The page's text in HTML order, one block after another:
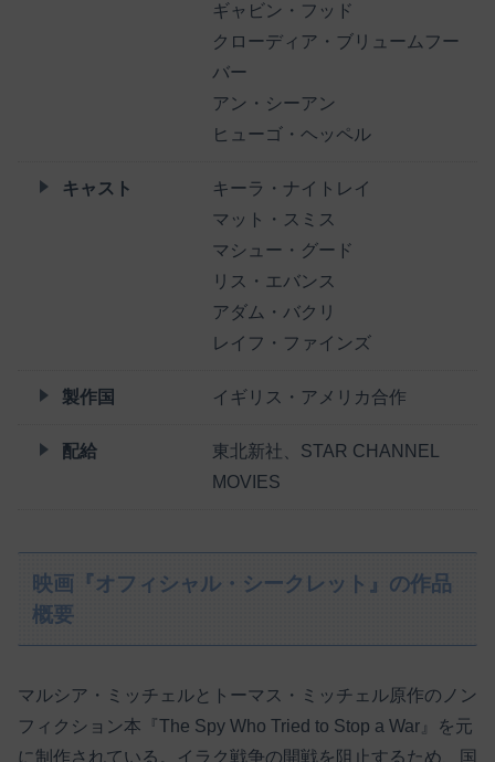
ギャビン・フッド
クローディア・ブリュームフー
バー
アン・シーアン
ヒューゴ・ヘッペル
キャスト
キーラ・ナイトレイ
マット・スミス
マシュー・グード
リス・エバンス
アダム・バクリ
レイフ・ファインズ
製作国 イギリス・アメリカ合作
配給
東北新社、STAR CHANNEL
MOVIES
映画『オフィシャル・シークレット』の作品
概要
マルシア・ミッチェルとトーマス・ミッチェル原作のノン
フィクション本『The Spy Who Tried to Stop a War』を元
に制作されている。イラク戦争の開戦を阻止するため、国